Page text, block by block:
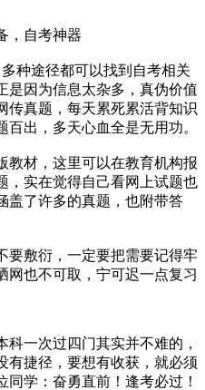
，自考神器
种途径都可以找到自考相关
是因为信息太杂多，真伪价值
传真题，每天累死累活背知识
出，多天心血全是无用功。
教材，这里可以在教育机构报
，实在觉得自己看网上试题也
盖了许多的真题，也附带答
要敷衍，一定要把需要记得牢
网也不可取，宁可迟一点复习
一次过四门其实并不难的，
有捷径，要想有收获，就必须
学：奋勇直前！逢考必过！